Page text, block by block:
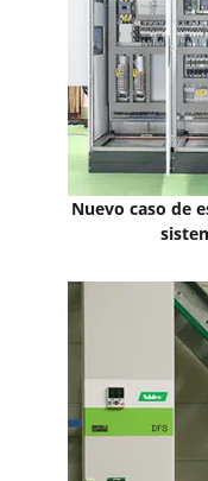
Nuevo caso de